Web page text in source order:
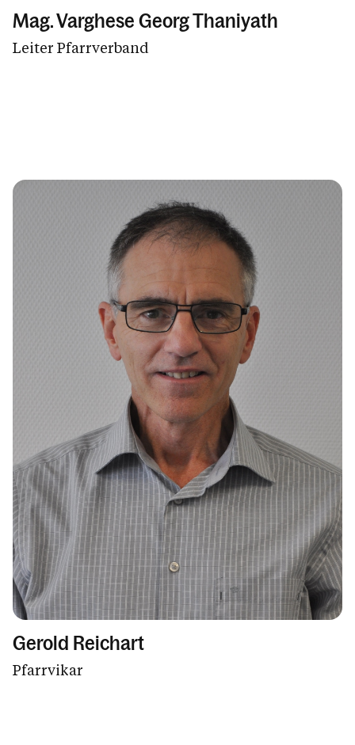
Mag. Varghese Georg Thaniyath
Leiter Pfarrverband
Gerold Reichart
Pfarrvikar